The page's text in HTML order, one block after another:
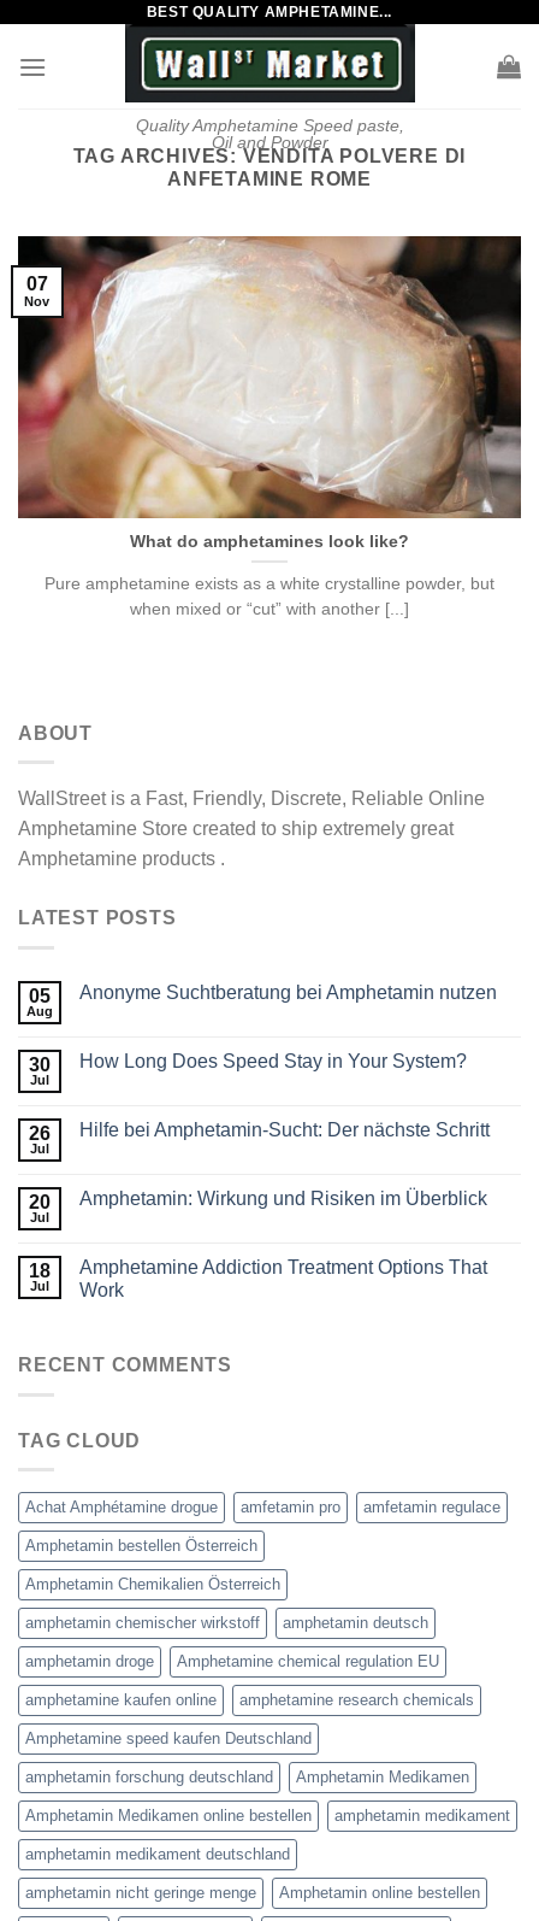
content
BEST QUALITY AMPHETAMINE...
Quality Amphetamine Speed paste,
Oil and Powder
TAG ARCHIVES: VENDITA POLVERE DI
ANFETAMINE ROME
What do amphetamines look like?
Pure amphetamine exists as a white crystalline powder, but
when mixed or “cut” with another [...]
07
Nov
ABOUT
WallStreet is a Fast, Friendly, Discrete, Reliable Online
Amphetamine Store created to ship extremely great
Amphetamine products .
LATEST POSTS
05
Aug
Anonyme Suchtberatung bei Amphetamin nutzen
30
Jul
How Long Does Speed Stay in Your System?
26
Jul
Hilfe bei Amphetamin-Sucht: Der nächste Schritt
20
Jul
Amphetamin: Wirkung und Risiken im Überblick
18
Jul
Amphetamine Addiction Treatment Options That
Work
RECENT COMMENTS
TAG CLOUD
Achat Amphétamine drogue amfetamin pro amfetamin regulace
Amphetamin bestellen Österreich
Amphetamin Chemikalien Österreich
amphetamin chemischer wirkstoff amphetamin deutsch
amphetamin droge Amphetamine chemical regulation EU
amphetamine kaufen online amphetamine research chemicals
Amphetamine speed kaufen Deutschland
amphetamin forschung deutschland Amphetamin Medikamen
Amphetamin Medikamen online bestellen amphetamin medikament
amphetamin medikament deutschland
amphetamin nicht geringe menge Amphetamin online bestellen